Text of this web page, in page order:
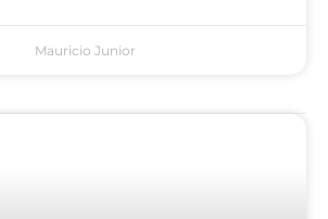
Mauricio Junior